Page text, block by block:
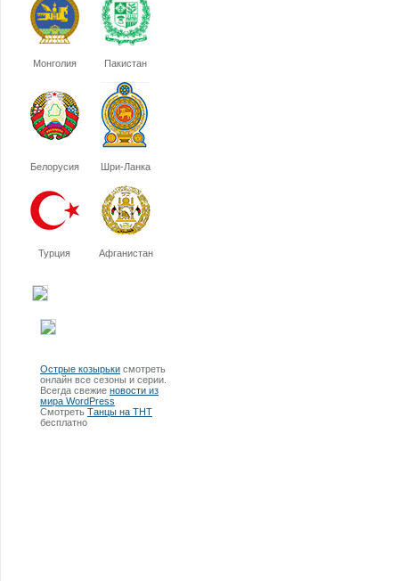
Монголия Пакистан
Белорусия Шри-Ланка
Турция Афганистан
Острые козырьки смотреть
онлайн все сезоны и серии.
Всегда свежие новости из
мира WordPress
Смотреть Танцы на ТНТ
бесплатно